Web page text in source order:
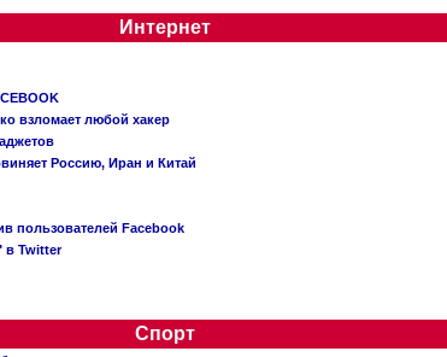
Интернет
взломает любой хакер
Россию, Иран и Китай
пользователей Facebook
в Twitter
Спорт